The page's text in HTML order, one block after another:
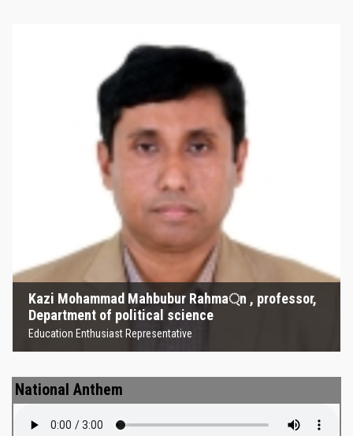
Kazi Mohammad Mahbubur Rahma্‌n , professor,
Department of political science
Education Enthusiast Representative
Kazi Mohammad Mahbubur
Rahma্‌n , professor, Department
of political science
Education Enthusiast Representative
National Anthem